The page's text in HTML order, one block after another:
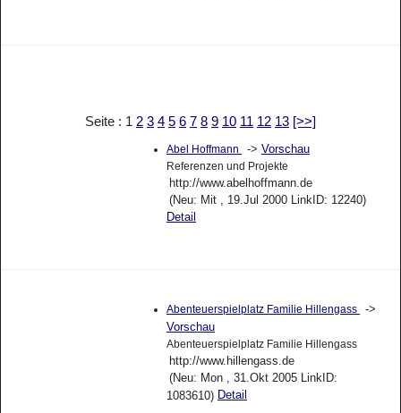
Seite : 1 2 3 4 5 6 7 8 9 10 11 12 13 [>>]
Abel Hoffmann -> Vorschau
Referenzen und Projekte
http://www.abelhoffmann.de
(Neu: Mit , 19.Jul 2000 LinkID: 12240)
Detail
Abenteuerspielplatz Familie Hillengass
->
Vorschau
Abenteuerspielplatz Familie Hillengass
http://www.hillengass.de
(Neu: Mon , 31.Okt 2005 LinkID:
1083610) Detail